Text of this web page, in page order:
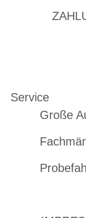
Service
Große